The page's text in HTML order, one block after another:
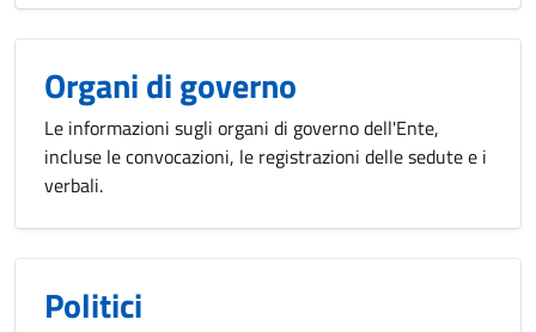
Organi di governo
Le informazioni sugli organi di governo dell'Ente,
incluse le convocazioni, le registrazioni delle sedute e i
verbali.
Politici